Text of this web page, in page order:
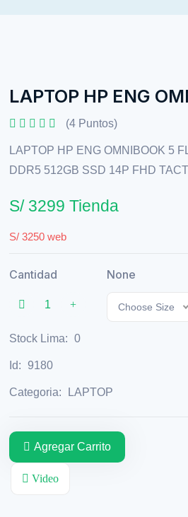
LAPTOP HP ENG
(4 Puntos)
LAPTOP HP ENG OMNIBOOK 5
DDR5 512GB SSD 14P FHD
S/ 3299 Tienda
S/ 3250 web
Cantidad None
Choose Size
Stock Lima: 0
Id: 9180
Categoria: LAPTOP
Agregar Carrito
Video